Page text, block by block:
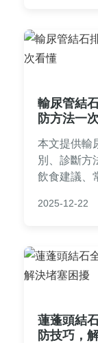
輸尿管結
防方法一
本文提供輸
別、診斷方
飲食建議、
發，內容實
2025-12-22
蓮蓬頭結
防技巧，